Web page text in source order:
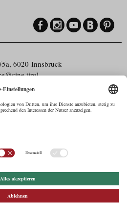
6020 Innsbruck
Barrierefreiheit
Datenschutz
EUFCN